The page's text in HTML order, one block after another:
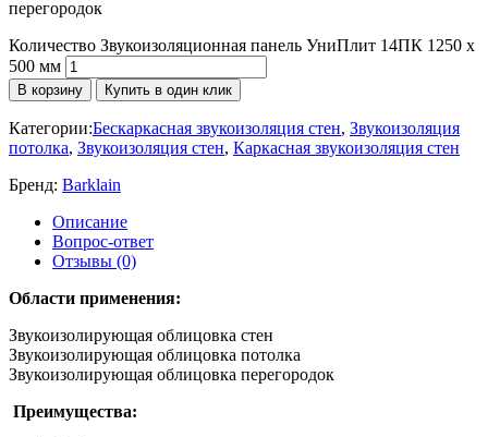
перегородок
Количество Звукоизоляционная панель УниПлит 14ПК 1250 х
500 мм
В корзину Купить в один клик
Категории:Бескаркасная звукоизоляция стен, Звукоизоляция
потолка, Звукоизоляция стен, Каркасная звукоизоляция стен
Бренд: Barklain
Описание
Вопрос-ответ
Отзывы (0)
Области применения:
Звукоизолирующая облицовка стен
Звукоизолирующая облицовка потолка
Звукоизолирующая облицовка перегородок
Преимущества: